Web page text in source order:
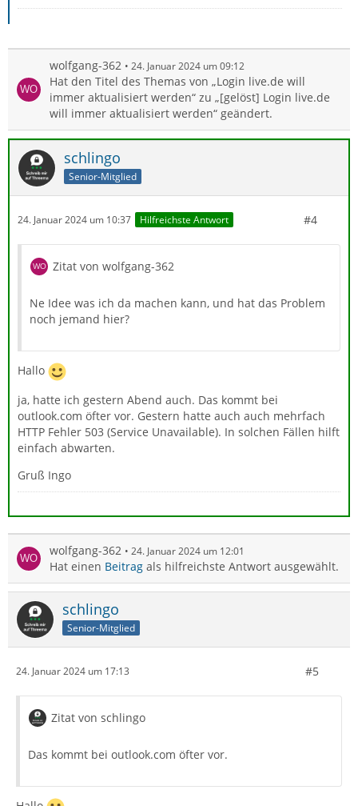
wolfgang-362 24. Januar 2024 um 09:12
Hat den Titel des Themas von „Login live.de will
immer aktualisiert werden“ zu „[gelöst] Login live.de
will immer aktualisiert werden“ geändert.
schlingo
Senior-Mitglied
24. Januar 2024 um 10:37 Hilfreichste Antwort #4
Zitat von wolfgang-362
Ne Idee was ich da machen kann, und hat das Problem
noch jemand hier?
Hallo
ja, hatte ich gestern Abend auch. Das kommt bei
outlook.com öfter vor. Gestern hatte auch auch mehrfach
HTTP Fehler 503 (Service Unavailable). In solchen Fällen hilft
einfach abwarten.
Gruß Ingo
wolfgang-362 24. Januar 2024 um 12:01
Hat einen Beitrag als hilfreichste Antwort ausgewählt.
schlingo
Senior-Mitglied
24. Januar 2024 um 17:13 #5
Zitat von schlingo
Das kommt bei outlook.com öfter vor.